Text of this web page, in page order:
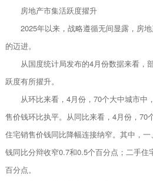
房地产市集活跃度擢升
2025年以来，战略遵循无间显露，房地
的迈进。
从国度统计局发布的4月份数据来看，
跃度有所擢升。
从环比来看，4月份，70个大中城市中
售价钱环比执平。从同比来看，4月份，70
住宅销售价钱同比降幅连接纳窄。其中，
钱同比分辩收窄0.7和0.5个百分点；二手住
百分点。